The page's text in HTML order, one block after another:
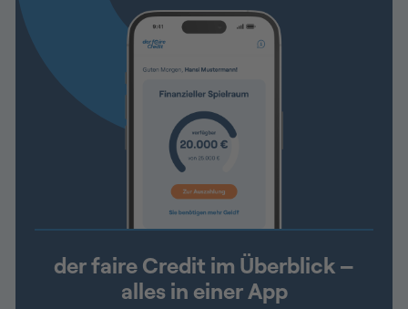
der faire Credit im Überblick –
alles in einer App